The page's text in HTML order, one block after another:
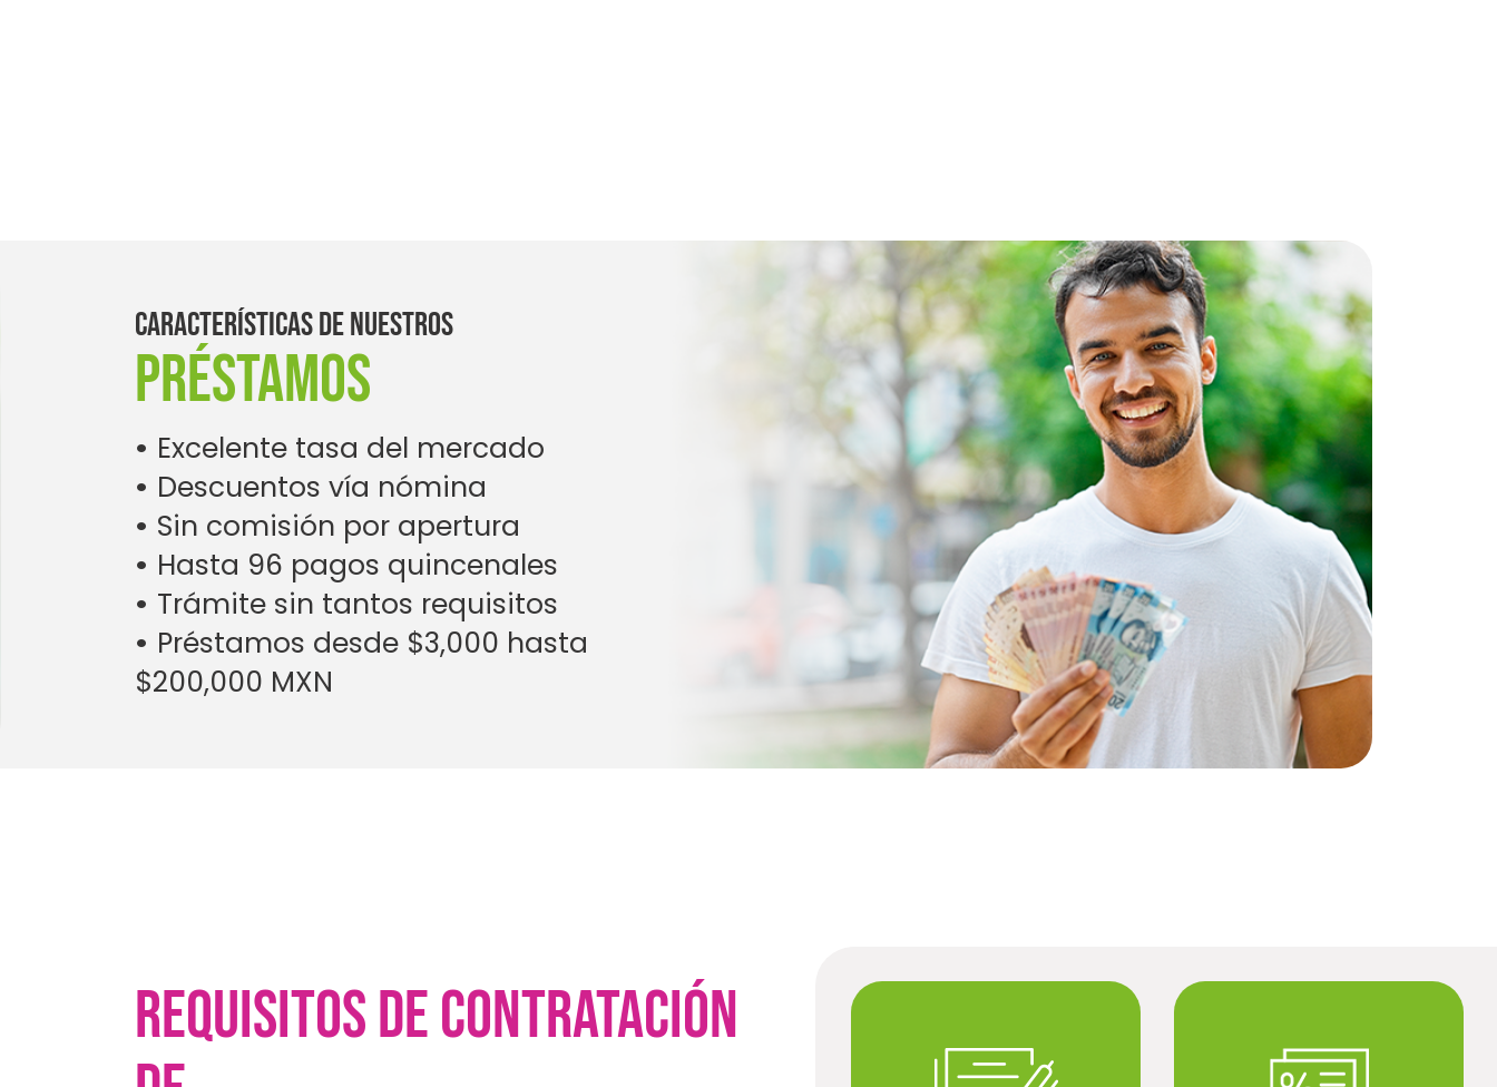
CARACTERÍSTICAS DE NUESTROS
PRÉSTAMOS
• Excelente tasa del mercado
• Descuentos vía nómina
• Sin comisión por apertura
• Hasta 96 pagos quincenales
• Trámite sin tantos requisitos
• Préstamos desde $3,000 hasta
$200,000 MXN
Requisitos de contratación